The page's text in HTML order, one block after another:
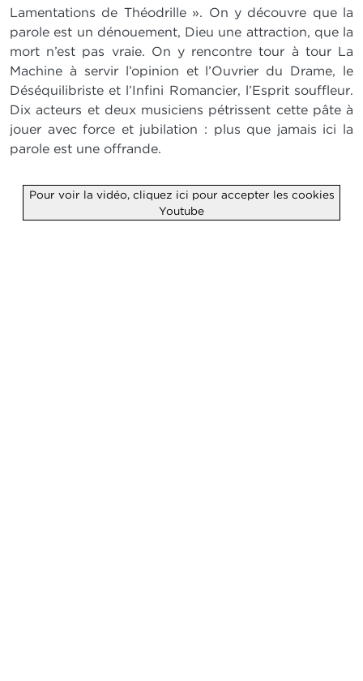
Lamentations de Théodrille ». On y découvre que la
parole est un dénouement, Dieu une attraction, que la
mort n’est pas vraie. On y rencontre tour à tour La
Machine à servir l’opinion et l’Ouvrier du Drame, le
Déséquilibriste et l’Infini Romancier, l’Esprit souffleur.
Dix acteurs et deux musiciens pétrissent cette pâte à
jouer avec force et jubilation : plus que jamais ici la
parole est une offrande.
Pour voir la vidéo, cliquez ici pour accepter les cookies
Youtube